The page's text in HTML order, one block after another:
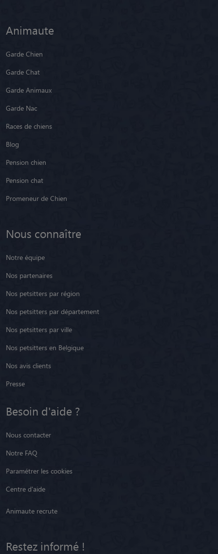
Animaute
Garde Chien
Garde Chat
Garde Animaux
Garde Nac
Races de chiens
Blog
Pension chien
Pension chat
Promeneur de Chien
Nous connaître
Notre équipe
Nos partenaires
Nos petsitters par région
Nos petsitters par département
Nos petsitters par ville
Nos petsitters en Belgique
Nos avis clients
Presse
Besoin d'aide ?
Nous contacter
Notre FAQ
Paramétrer les cookies
Centre d'aide
Animaute recrute
Restez informé !